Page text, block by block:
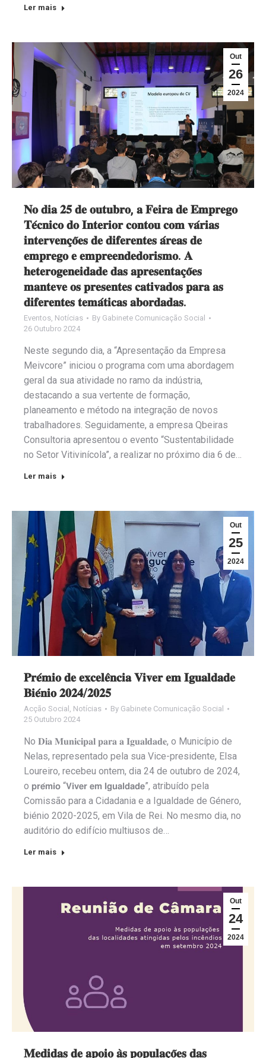
Ler mais
Out
26
2024
𝐍𝐨 𝐝𝐢𝐚 𝟐𝟓 𝐝𝐞 𝐨𝐮𝐭𝐮𝐛𝐫𝐨, 𝐚 𝐅𝐞𝐢𝐫𝐚 𝐝𝐞 𝐄𝐦𝐩𝐫𝐞𝐠𝐨
𝐓𝐞́𝐜𝐧𝐢𝐜𝐨 𝐝𝐨 𝐈𝐧𝐭𝐞𝐫𝐢𝐨𝐫 𝐜𝐨𝐧𝐭𝐨𝐮 𝐜𝐨𝐦 𝐯𝐚́𝐫𝐢𝐚𝐬
𝐢𝐧𝐭𝐞𝐫𝐯𝐞𝐧𝐜̧𝐨̃𝐞𝐬 𝐝𝐞 𝐝𝐢𝐟𝐞𝐫𝐞𝐧𝐭𝐞𝐬 𝐚́𝐫𝐞𝐚𝐬 𝐝𝐞
𝐞𝐦𝐩𝐫𝐞𝐠𝐨 𝐞 𝐞𝐦𝐩𝐫𝐞𝐞𝐧𝐝𝐞𝐝𝐨𝐫𝐢𝐬𝐦𝐨. 𝐀
𝐡𝐞𝐭𝐞𝐫𝐨𝐠𝐞𝐧𝐞𝐢𝐝𝐚𝐝𝐞 𝐝𝐚𝐬 𝐚𝐩𝐫𝐞𝐬𝐞𝐧𝐭𝐚𝐜̧𝐨̃𝐞𝐬
𝐦𝐚𝐧𝐭𝐞𝐯𝐞 𝐨𝐬 𝐩𝐫𝐞𝐬𝐞𝐧𝐭𝐞𝐬 𝐜𝐚𝐭𝐢𝐯𝐚𝐝𝐨𝐬 𝐩𝐚𝐫𝐚 𝐚𝐬
𝐝𝐢𝐟𝐞𝐫𝐞𝐧𝐭𝐞𝐬 𝐭𝐞𝐦𝐚́𝐭𝐢𝐜𝐚𝐬 𝐚𝐛𝐨𝐫𝐝𝐚𝐝𝐚𝐬.
Eventos Notícias By Gabinete Comunicação Social
26 Outubro 2024
Neste segundo dia, a “Apresentação da Empresa
Meivcore” iniciou o programa com uma abordagem
geral da sua atividade no ramo da indústria,
destacando a sua vertente de formação,
planeamento e método na integração de novos
trabalhadores. Seguidamente, a empresa Qbeiras
Consultoria apresentou o evento “Sustentabilidade
no Setor Vitivinícola”, a realizar no próximo dia 6 de…
Ler mais
Out
25
2024
𝐏𝐫𝐞́𝐦𝐢𝐨 𝐝𝐞 𝐞𝐱𝐜𝐞𝐥𝐞̂𝐧𝐜𝐢𝐚 𝐕𝐢𝐯𝐞𝐫 𝐞𝐦 𝐈𝐠𝐮𝐚𝐥𝐝𝐚𝐝𝐞
𝐁𝐢𝐞́𝐧𝐢𝐨 𝟐𝟎𝟐𝟒/𝟐𝟎𝟐𝟓
Acção Social Notícias By Gabinete Comunicação Social
25 Outubro 2024
No 𝐃𝐢𝐚 𝐌𝐮𝐧𝐢𝐜𝐢𝐩𝐚𝐥 𝐩𝐚𝐫𝐚 𝐚 𝐈𝐠𝐮𝐚𝐥𝐝𝐚𝐝𝐞, o Município de
Nelas, representado pela sua Vice-presidente, Elsa
Loureiro, recebeu ontem, dia 24 de outubro de 2024,
o 𝗽𝗿𝗲́𝗺𝗶𝗼 “𝗩𝗶𝘃𝗲𝗿 𝗲𝗺 𝗜𝗴𝘂𝗮𝗹𝗱𝗮𝗱𝗲”, atribuído pela
Comissão para a Cidadania e a Igualdade de Género,
biénio 2020-2025, em Vila de Rei. No mesmo dia, no
auditório do edifício multiusos de…
Ler mais
Out
24
2024
𝐌𝐞𝐝𝐢𝐝𝐚𝐬 𝐝𝐞 𝐚𝐩𝐨𝐢𝐨 𝐚̀𝐬 𝐩𝐨𝐩𝐮𝐥𝐚𝐜̧𝐨̃𝐞𝐬 𝐝𝐚𝐬